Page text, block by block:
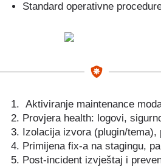
Standard operativne
Aktiviranje maintenance
Provjera health: logovi,
Izolacija izvora (plugin/
Primijena fix-a na stagingu,
Post-incident izvještaj i